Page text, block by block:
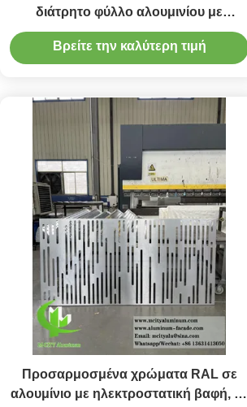
διάτρητο φύλλο αλουμινίου με
προσαρμόσιμα μοτίβα για οθόνες
παραθύρων και πάνελ προσόψεων
Βρείτε την καλύτερη τιμή
Προσαρμοσμένα χρώματα RAL σε
αλουμίνιο με ηλεκτροστατική βαφή, με